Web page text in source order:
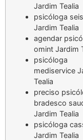
Jardim Tealia
psicóloga
Jardim Tealia
agendar
omint Jardim
psicóloga
mediservice
Tealia
preciso
bradesco
Jardim Tealia
psicóloga
Jardim Tealia